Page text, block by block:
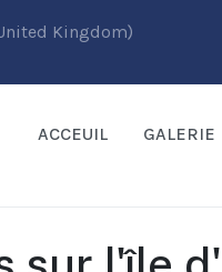
ACCEUIL GALERIE